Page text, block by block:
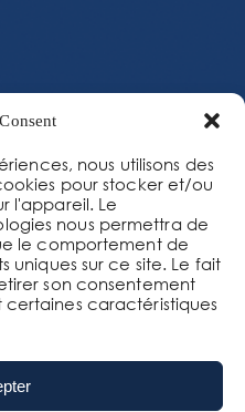
nous utilisons des
pour stocker et/ou
l'appareil. Le
nous permettra de
le comportement de
uniques sur ce site. Le fait
son consentement
caractéristiques
nous